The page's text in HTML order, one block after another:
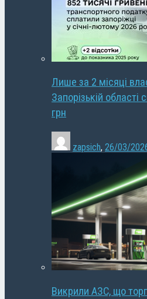
Лише за 2 місяці
Запорізькій
грн
zapsich, 26/03/
Викрили АЗС, що